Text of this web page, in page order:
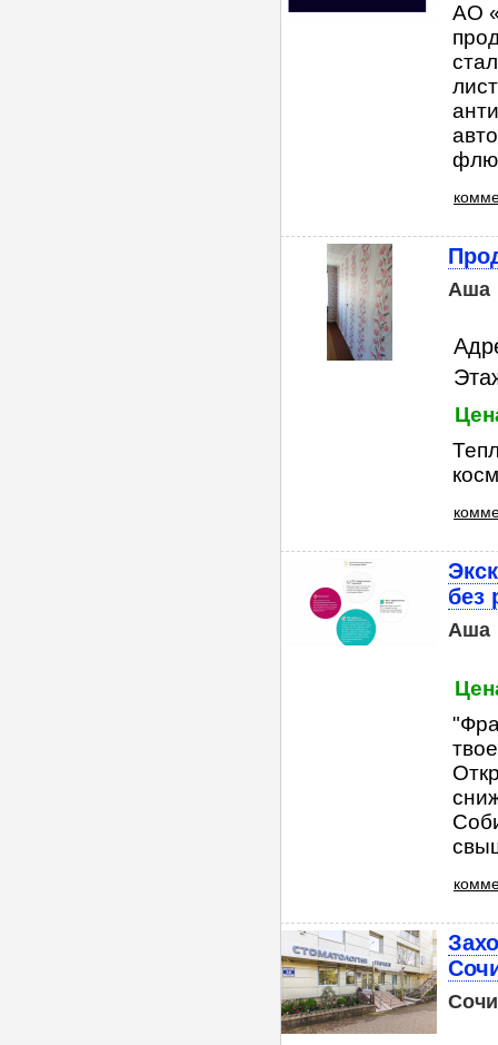
АО
Аша
без
Аша
Сочи